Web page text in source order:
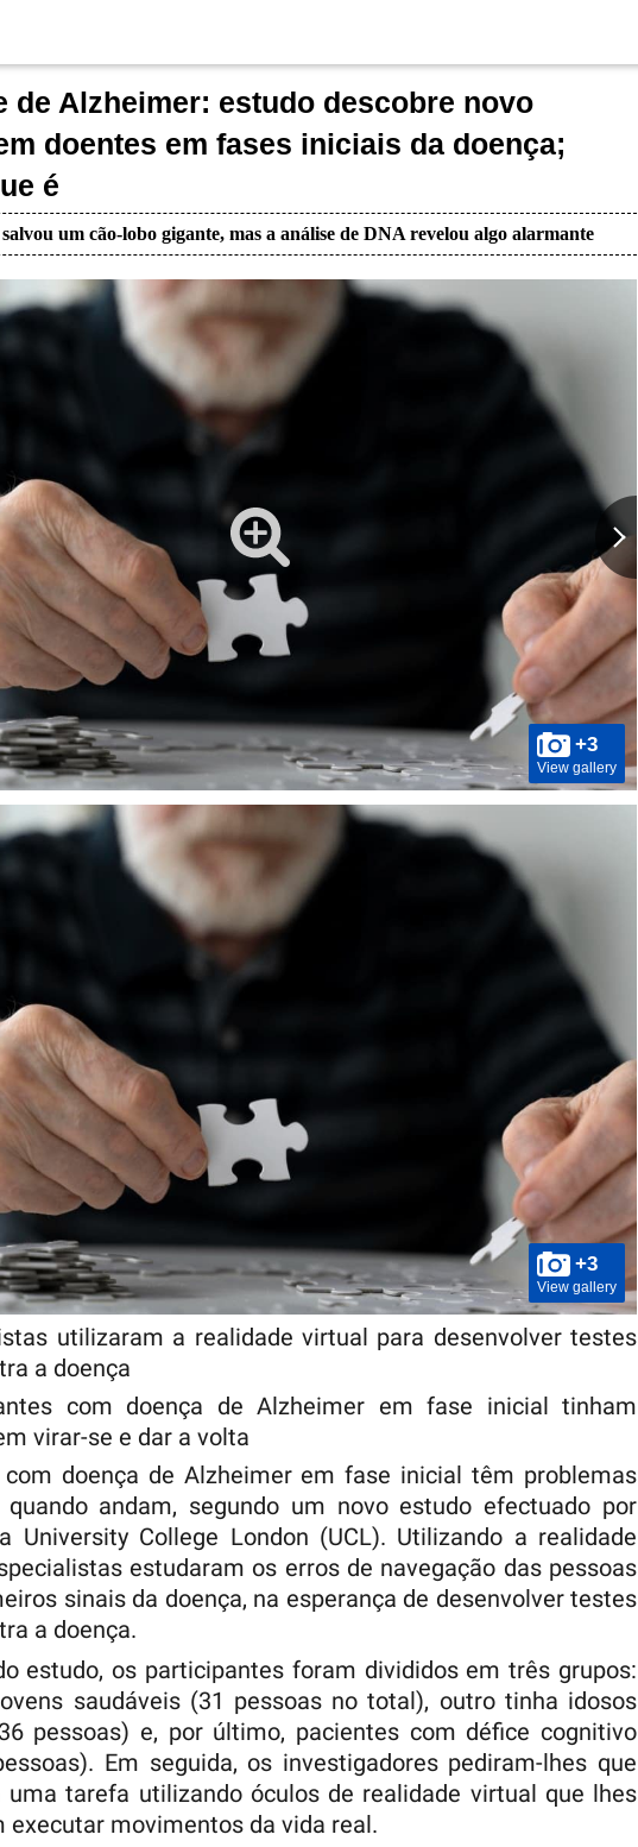
de Alzheimer: estudo descobre novo
doentes em fases iniciais da doença;
é
um cão-lobo gigante, mas a análise de DNA revelou algo alarmante
+3
View gallery
+3
View gallery
utilizaram a realidade virtual para desenvolver testes
a doença
com doença de Alzheimer em fase inicial tinham
virar-se e dar a volta
com doença de Alzheimer em fase inicial têm problemas
andam, segundo um novo estudo efectuado por
University College London (UCL). Utilizando a realidade
estudaram os erros de navegação das pessoas
sinais da doença, na esperança de desenvolver testes
a doença.
estudo, os participantes foram divididos em três grupos:
saudáveis (31 pessoas no total), outro tinha idosos
pessoas) e, por último, pacientes com défice cognitivo
Em seguida, os investigadores pediram-lhes que
uma tarefa utilizando óculos de realidade virtual que lhes
executar movimentos da vida real.